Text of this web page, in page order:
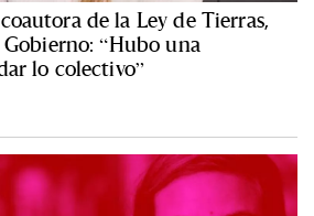
de la Ley de Tierras,
“Hubo una
lo colectivo”